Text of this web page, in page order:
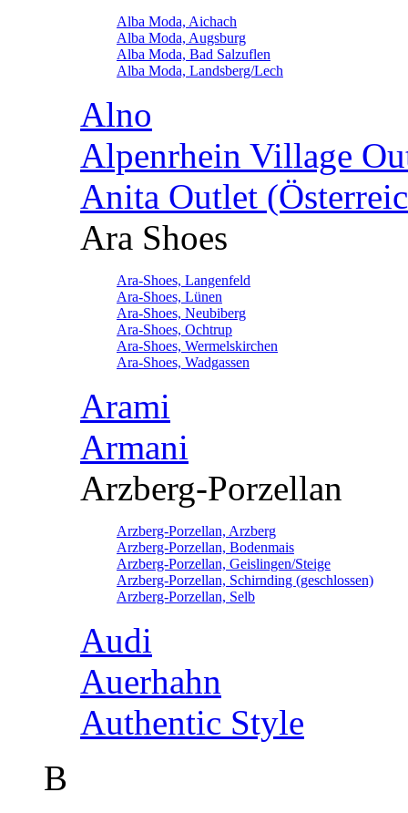
Alba Moda, Aichach
Alba Moda, Augsburg
Alba Moda, Bad Salzuflen
Alba Moda, Landsberg/Lech
Alno
Alpenrhein Village
Anita Outlet
Ara Shoes
Ara-Shoes, Langenfeld
Ara-Shoes, Lünen
Ara-Shoes, Neubiberg
Ara-Shoes, Ochtrup
Ara-Shoes, Wermelskirchen
Ara-Shoes, Wadgassen
Arami
Armani
Arzberg-Porzellan
Arzberg-Porzellan, Arzberg
Arzberg-Porzellan, Bodenmais
Arzberg-Porzellan, Geislingen/Steige
Arzberg-Porzellan, Schirnding (geschlossen)
Arzberg-Porzellan, Selb
Audi
Auerhahn
Authentic Style
B